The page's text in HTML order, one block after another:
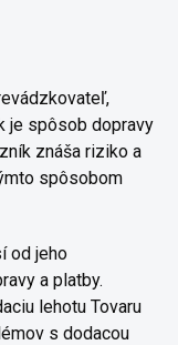
je spôsob dopravy
znáša riziko a
spôsobom
od jeho
a platby.
lehotu Tovaru
s dodacou